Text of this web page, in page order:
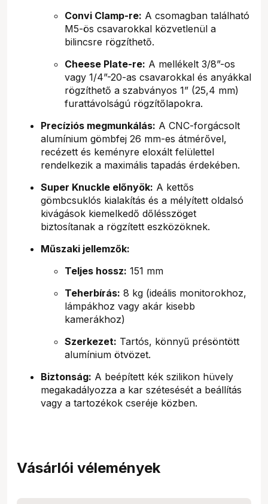
Convi Clamp-re: A csomagban található
M5-ös csavarokkal közvetlenül a
bilincsre rögzíthető.
Cheese Plate-re: A mellékelt 3/8”-os
vagy 1/4”-20-as csavarokkal és anyákkal
rögzíthető a szabványos 1” (25,4 mm)
furattávolságú rögzítőlapokra.
Precíziós megmunkálás: A CNC-forgácsolt
alumínium gömbfej 26 mm-es átmérővel,
recézett és keményre eloxált felülettel
rendelkezik a maximális tapadás érdekében.
Super Knuckle előnyök: A kettős
gömbcsuklós kialakítás és a mélyített oldalsó
kivágások kiemelkedő dőlésszöget
biztosítanak a rögzített eszközöknek.
Műszaki jellemzők:
Teljes hossz: 151 mm
Teherbírás: 8 kg (ideális monitorokhoz,
lámpákhoz vagy akár kisebb
kamerákhoz)
Szerkezet: Tartós, könnyű présöntött
alumínium ötvözet.
Biztonság: A beépített kék szilikon hüvely
megakadályozza a kar szétesését a beállítás
vagy a tartozékok cseréje közben.
Vásárlói vélemények